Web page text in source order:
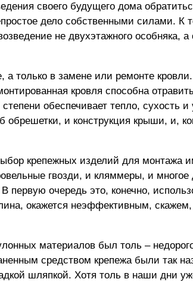
своего будущего дома
дело собственными силами. К
не двухэтажного особняка, а
а только в замене или ремонте
кровля способна
обеспечивает тепло, сухость и
обрешетки, и конструкция крыши, и,
крепежных изделий для монтажа
гвозди, и кляммеры, и многое
первую очередь это, конечно,
окажется неэффективным,
материалов был толь –
средством крепежа были так
шляпкой. Хотя толь в наши дни